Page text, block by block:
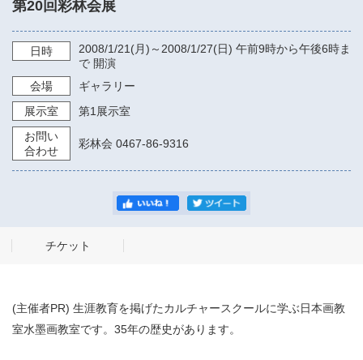
第20回彩林会展
日時 2008/1/21 (月)～ 2008/1/27(日) 午前9時から午後6時ま
で 開演
会場
ギャラリー
展示室
第1展示室
お問い
合わせ
彩林会 0467-86-9316
チケット
(主催者PR) 生涯教育を掲げたカルチャースクールに学ぶ日本画教
室水墨画教室です。35年の歴史があります。